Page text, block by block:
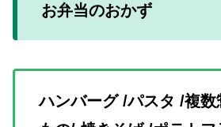
お弁当のおかず
ハンバーグ /パスタ /複数